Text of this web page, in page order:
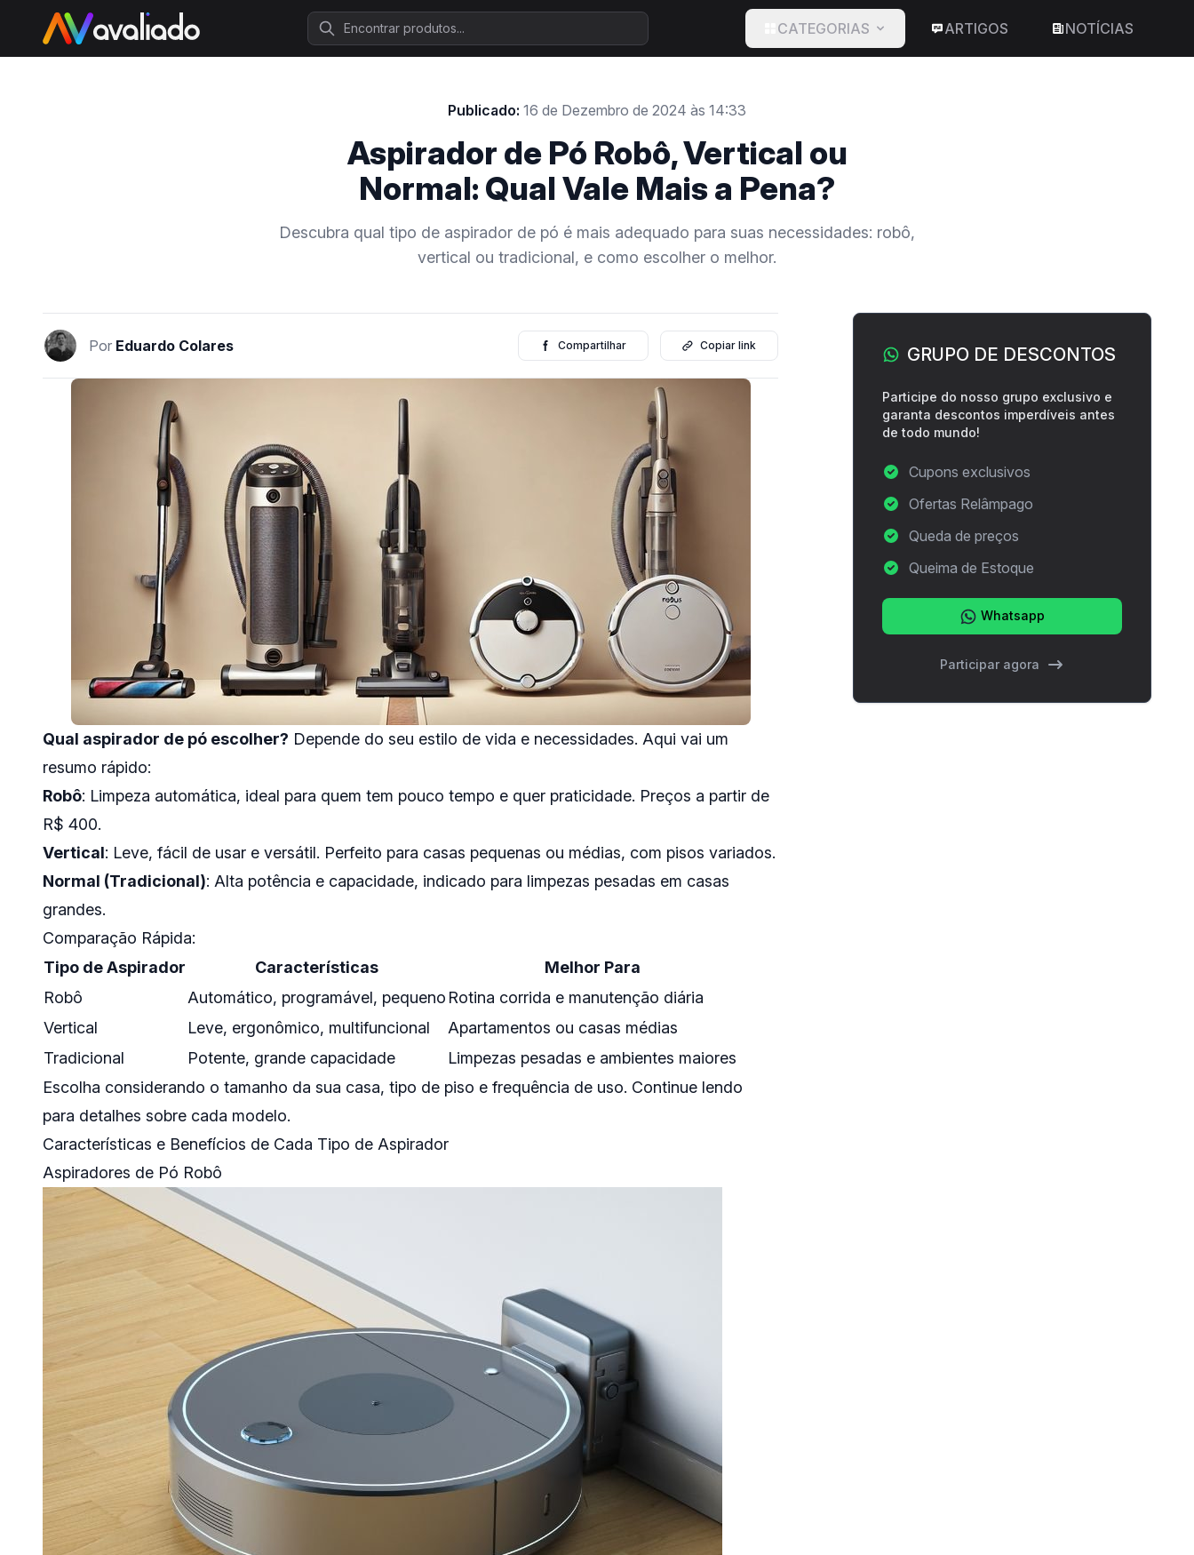
Procurar
CATEGORIAS ARTIGOS NOTÍCIAS
Publicado: 16 de Dezembro de 2024 às 14:33
Aspirador de Pó Robô, Vertical ou
Normal: Qual Vale Mais a Pena?
Descubra qual tipo de aspirador de pó é mais adequado para suas necessidades: robô,
vertical ou tradicional, e como escolher o melhor.
Por Eduardo Colares Compartilhar Copiar link
Qual aspirador de pó escolher? Depende do seu estilo de vida e necessidades. Aqui vai um
resumo rápido:
Robô: Limpeza automática, ideal para quem tem pouco tempo e quer praticidade. Preços a partir de
R$ 400.
Vertical: Leve, fácil de usar e versátil. Perfeito para casas pequenas ou médias, com pisos variados.
Normal (Tradicional): Alta potência e capacidade, indicado para limpezas pesadas em casas
grandes.
Comparação Rápida:
Tipo de Aspirador
Características
Melhor Para
Robô
Automático, programável, pequeno Rotina corrida e manutenção diária
Vertical
Leve, ergonômico, multifuncional
Apartamentos ou casas médias
Tradicional
Potente, grande capacidade
Limpezas pesadas e ambientes maiores
Escolha considerando o tamanho da sua casa, tipo de piso e frequência de uso. Continue lendo
para detalhes sobre cada modelo.
Características e Benefícios de Cada Tipo de Aspirador
Aspiradores de Pó Robô
Barra lateral
GRUPO DE DESCONTOS
Participe do nosso grupo exclusivo e
garanta descontos imperdíveis antes
de todo mundo!
Cupons exclusivos
Ofertas Relâmpago
Queda de preços
Queima de Estoque
Whatsapp
Participar agora